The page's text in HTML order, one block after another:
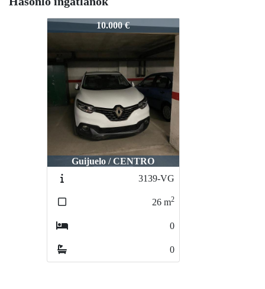
2384-VG 10.000 €
Guijuelo / CENTRO
3139-VG
26 m2
0
0